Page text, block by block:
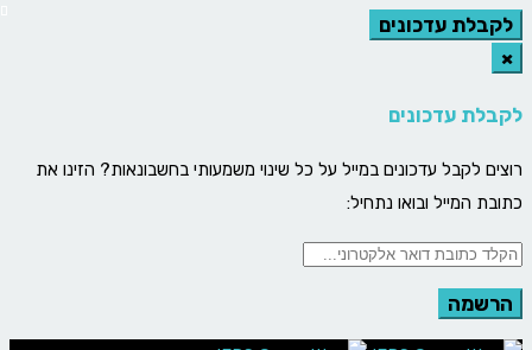
לקבלת עדכונים
×
לקבלת עדכונים
רוצים לקבל עדכונים במייל על כל שינוי משמעותי בחשבונאות? הזינו את
כתובת המייל ובואו נתחיל: